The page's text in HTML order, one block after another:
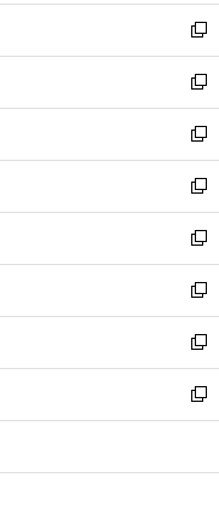
く
ウ
で
開
く
ウ
ィ
ン
ド
ウ
で
開
く
し
い
ウ
ィ
ン
ド
ウ
で
開
く
新
し
い
ウ
ィ
ン
ド
ウ
で
開
く
新
し
い
ウ
ィ
ン
ド
ウ
で
開
く
新
し
い
ウ
ィ
ン
ド
ウ
で
開
く
新
し
い
ウ
ィ
ン
ド
ウ
で
開
新
し
い
ウ
ィ
ン
ド
ウ
開
新
し
い
ウ
ィ
ン
ウ
新
し
い
ウ
ン
新
し
ウ